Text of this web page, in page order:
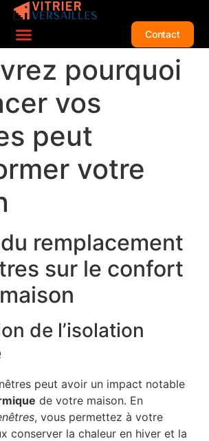
Contact
pourquoi
vos
peut
votre
du remplacement
sur le confort
de l’isolation
peut avoir un impact notable
de votre maison. En
, vous permettez à votre
conserver la chaleur en hiver et la